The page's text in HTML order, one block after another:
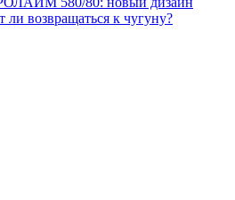
ли возвращаться к чугуну?